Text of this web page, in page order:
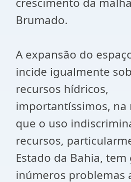
Brumado.
A expansão do
incide igualmente
recursos hídricos,
importantíssimos, na
que o uso
recursos,
Estado da Bahia,
inúmeros problemas